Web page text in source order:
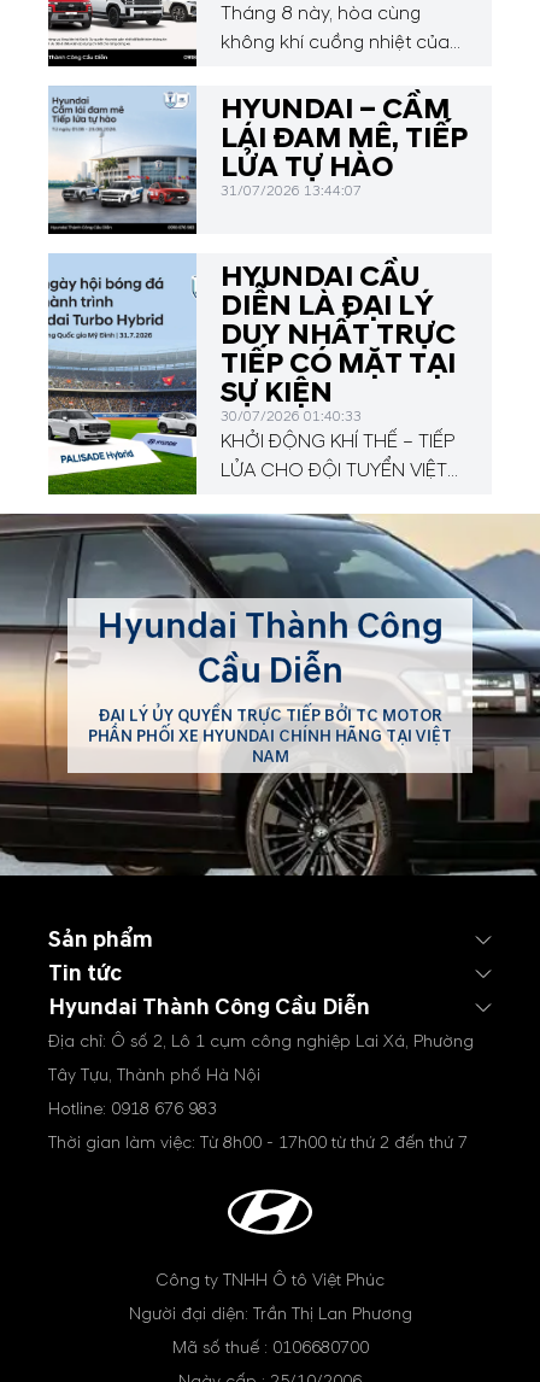
Tháng 8 này, hòa cùng
không khí cuồng nhiệt của
Hyundai Thành Công Cầu
Diễn mang đến chương
trình ưu đãi hấp dẫn dành
cho Quý khách hàng.
HYUNDAI – CẦM
LÁI ĐAM MÊ, TIẾP
LỬA TỰ HÀO
31/07/2026 13:44:07
HYUNDAI CẦU
DIỄN LÀ ĐẠI LÝ
DUY NHẤT TRỰC
TIẾP CÓ MẶT TẠI
SỰ KIỆN
30/07/2026 01:40:33
KHỞI ĐỘNG KHÍ THẾ – TIẾP
LỬA CHO ĐỘI TUYỂN VIỆT
2026!
Hyundai Thành Công
Cầu Diễn
ĐẠI LÝ ỦY QUYỀN TRỰC TIẾP BỞI TC MOTOR
PHÂN PHỐI XE HYUNDAI CHÍNH HÃNG TẠI VIỆT
NAM
Sản phẩm
Tin tức
Hyundai Thành Công Cầu Diễn
Địa chỉ: Ô số 2, Lô 1 cụm công nghiệp Lai Xá, Phường
Tây Tựu, Thành phố Hà Nội
Hotline: 0918 676 983
Thời gian làm việc: Từ 8h00 - 17h00 từ thứ 2 đến thứ 7
Công ty TNHH Ô tô Việt Phúc
Người đại diện: Trần Thị Lan Phương
Mã số thuế : 0106680700